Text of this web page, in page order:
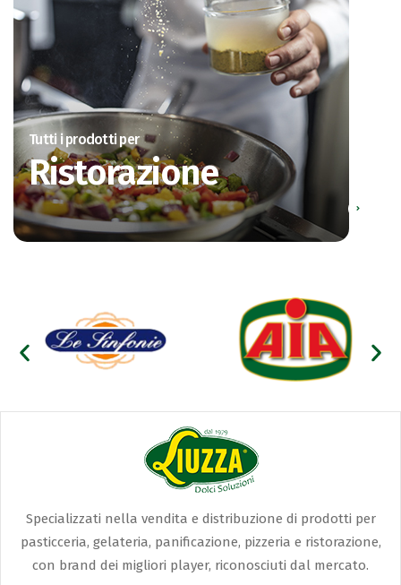
Tutti i prodotti per
Ristorazione
Specializzati nella vendita e distribuzione di prodotti per
pasticceria, gelateria, panificazione, pizzeria e ristorazione,
con brand dei migliori player, riconosciuti dal mercato.